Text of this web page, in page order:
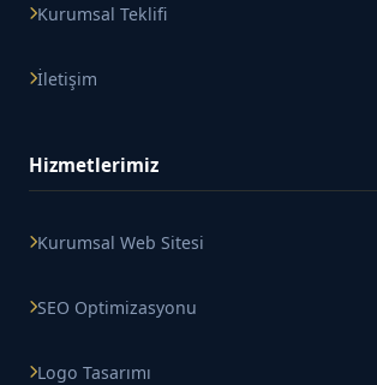
Kurumsal Teklifi
İletişim
Hizmetlerimiz
Kurumsal Web Sitesi
SEO Optimizasyonu
Logo Tasarımı